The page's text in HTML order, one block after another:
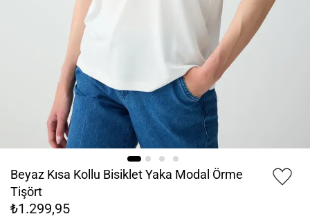
Beyaz Kısa Kollu Bisiklet Yaka Modal Örme
Tişört
₺1.299,95